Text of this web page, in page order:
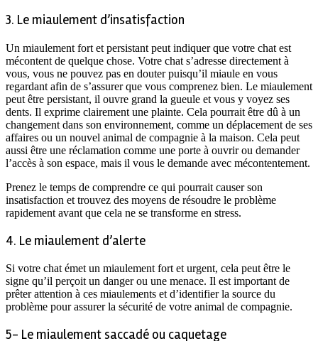
3. Le miaulement d’insatisfaction
Un miaulement fort et persistant peut indiquer que votre chat est
mécontent de quelque chose. Votre chat s’adresse directement à
vous, vous ne pouvez pas en douter puisqu’il miaule en vous
regardant afin de s’assurer que vous comprenez bien. Le miaulement
peut être persistant, il ouvre grand la gueule et vous y voyez ses
dents. Il exprime clairement une plainte. Cela pourrait être dû à un
changement dans son environnement, comme un déplacement de ses
affaires ou un nouvel animal de compagnie à la maison. Cela peut
aussi être une réclamation comme une porte à ouvrir ou demander
l’accès à son espace, mais il vous le demande avec mécontentement.
Prenez le temps de comprendre ce qui pourrait causer son
insatisfaction et trouvez des moyens de résoudre le problème
rapidement avant que cela ne se transforme en stress.
4. Le miaulement d’alerte
Si votre chat émet un miaulement fort et urgent, cela peut être le
signe qu’il perçoit un danger ou une menace. Il est important de
prêter attention à ces miaulements et d’identifier la source du
problème pour assurer la sécurité de votre animal de compagnie.
5- Le miaulement saccadé ou caquetage